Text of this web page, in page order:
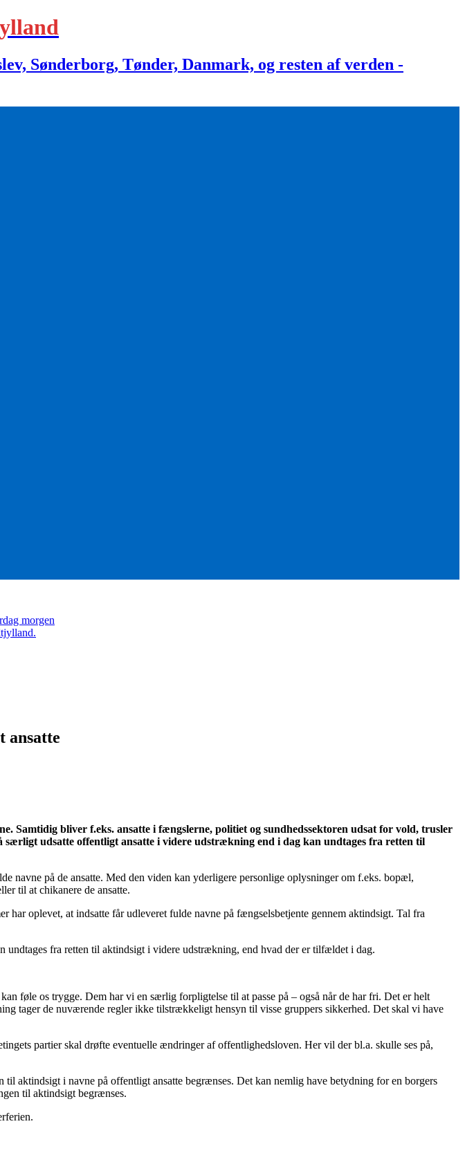
Sønderborg, Tønder, Danmark, og resten af verden -
morgen
ansatte
Samtidig bliver f.eks. ansatte i fængslerne, politiet og sundhedssektoren udsat for vold, trusler
udsatte offentligt ansatte i videre udstrækning end i dag kan undtages fra retten til
navne på de ansatte. Med den viden kan yderligere personlige oplysninger om f.eks. bopæl,
til at chikanere de ansatte.
har oplevet, at indsatte får udleveret fulde navne på fængselsbetjente gennem aktindsigt. Tal fra
fra retten til aktindsigt i videre udstrækning, end hvad der er tilfældet i dag.
føle os trygge. Dem har vi en særlig forpligtelse til at passe på – også når de har fri. Det er helt
tager de nuværende regler ikke tilstrækkeligt hensyn til visse gruppers sikkerhed. Det skal vi have
partier skal drøfte eventuelle ændringer af offentlighedsloven. Her vil der bl.a. skulle ses på,
aktindsigt i navne på offentligt ansatte begrænses. Det kan nemlig have betydning for en borgers
til aktindsigt begrænses.